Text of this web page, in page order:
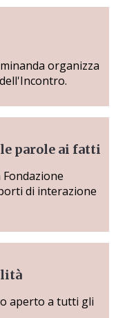
organizza
parole ai fatti
di interazione
aperto a tutti gli